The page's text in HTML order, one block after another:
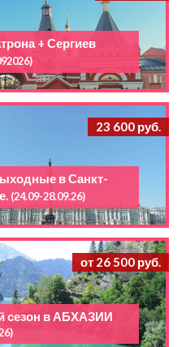
+ Сергиев
23 600 руб.
в Санкт-
(24.09-28.09.26)
от 26 500 руб.
сезон в АБХАЗИИ